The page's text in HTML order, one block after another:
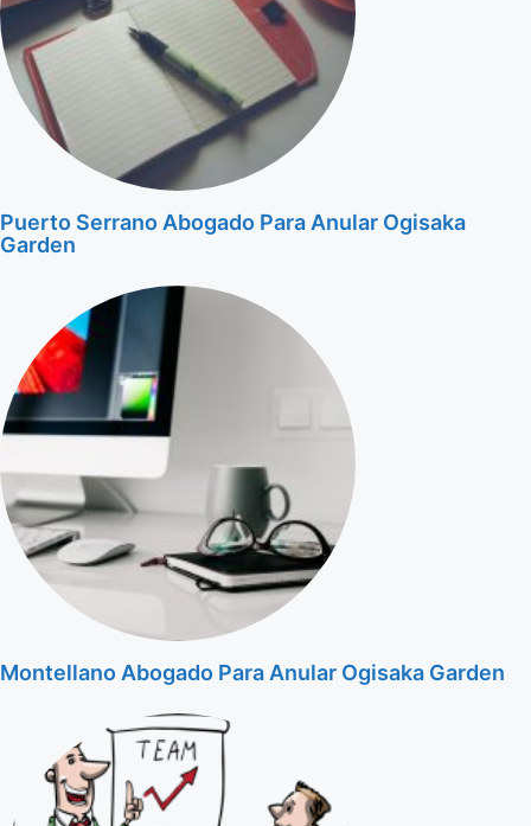
Puerto Serrano Abogado Para Anular Ogisaka
Garden
Montellano Abogado Para Anular Ogisaka Garden